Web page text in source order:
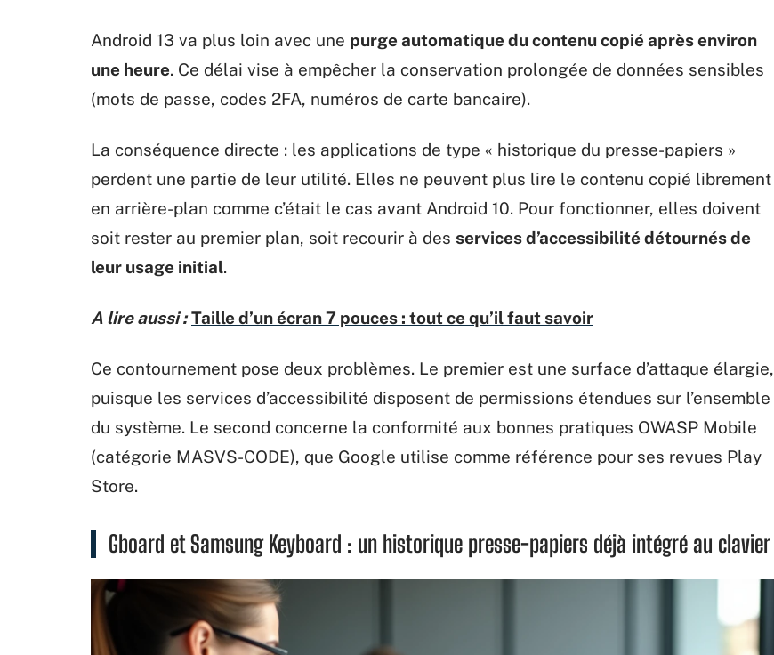
Android 13 va plus loin avec une purge automatique du contenu copié après environ
une heure. Ce délai vise à empêcher la conservation prolongée de données sensibles
(mots de passe, codes 2FA, numéros de carte bancaire).
La conséquence directe : les applications de type « historique du presse-papiers »
perdent une partie de leur utilité. Elles ne peuvent plus lire le contenu copié librement
en arrière-plan comme c’était le cas avant Android 10. Pour fonctionner, elles doivent
soit rester au premier plan, soit recourir à des services d’accessibilité détournés de
leur usage initial.
A lire aussi : Taille d’un écran 7 pouces : tout ce qu’il faut savoir
Ce contournement pose deux problèmes. Le premier est une surface d’attaque élargie,
puisque les services d’accessibilité disposent de permissions étendues sur l’ensemble
du système. Le second concerne la conformité aux bonnes pratiques OWASP Mobile
(catégorie MASVS-CODE), que Google utilise comme référence pour ses revues Play
Store.
Gboard et Samsung Keyboard : un historique presse-papiers déjà intégré au clavier